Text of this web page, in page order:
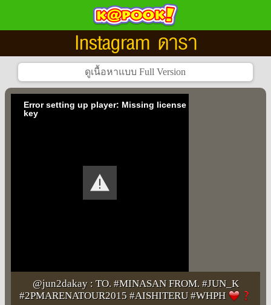
Instagram ดารา
Error setting up player: Missing license
key
@jun2dakay : TO. #MINASAN FROM. #JUN_K
#2PMARENATOUR2015 #AISHITERU #WHPH